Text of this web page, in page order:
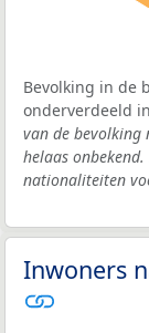
Bevolking in de
onderverdeeld
van de
helaas
nationaliteiten
Inwoners